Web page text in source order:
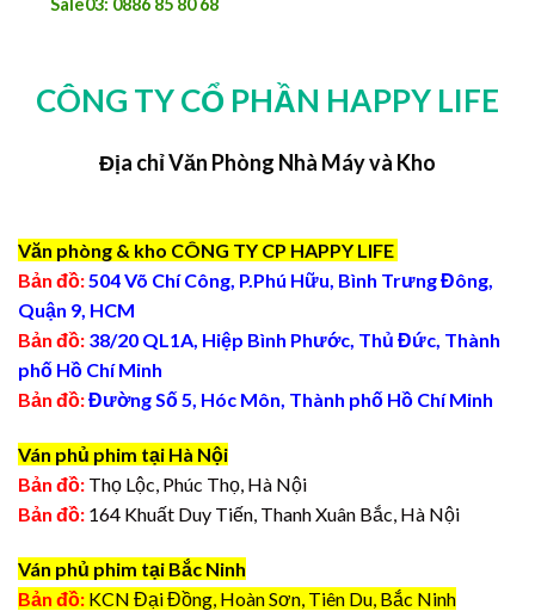
CÔNG TY CỔ PHẦN HAPPY LIFE
Địa chỉ Văn Phòng Nhà Máy và Kho
Văn phòng & kho CÔNG TY CP HAPPY LIFE
Bản đồ:504 Võ Chí Công, P.Phú Hữu, Bình Trưng Đông,
Quận 9, HCM
Bản đồ: 38/20 QL1A, Hiệp Bình Phước, Thủ Đức, Thành
phố Hồ Chí Minh
Bản đồ:Đường Số 5, Hóc Môn, Thành phố Hồ Chí Minh
Ván phủ phim tại Hà Nội
Bản đồ: Thọ Lộc, Phúc Thọ, Hà Nội
Bản đồ: 164 Khuất Duy Tiến, Thanh Xuân Bắc, Hà Nội
Ván phủ phim tại Bắc Ninh
Bản đồ: KCN Đại Đồng, Hoàn Sơn, Tiên Du, Bắc Ninh